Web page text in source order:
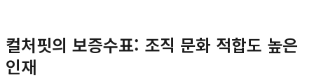
컬처핏의 보증수표: 조직 문화 적합도 높은
인재